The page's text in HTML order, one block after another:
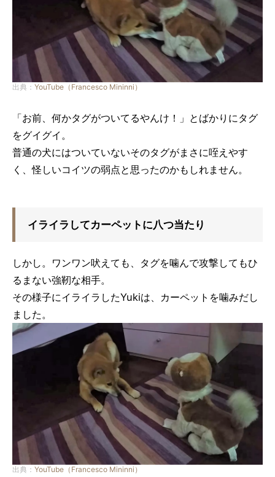
出典： YouTube（Francesco Mininni）
「お前、何かタグがついてるやんけ！」とばかりにタグ
をグイグイ。
普通の犬にはついていないそのタグがまさに咥えやす
く、怪しいコイツの弱点と思ったのかもしれません。
イライラしてカーペットに八つ当たり
しかし。ワンワン吠えても、タグを噛んで攻撃してもひ
るまない強靭な相手。
その様子にイライラしたYukiは、カーペットを噛みだし
ました。
出典： YouTube（Francesco Mininni）